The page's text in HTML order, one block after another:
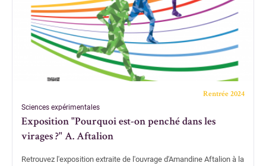
Rentrée 2024
Sciences expérimentales
Exposition "Pourquoi est-on penché dans les
virages ?" A. Aftalion
Retrouvez l'exposition extraite de l'ouvrage d'Amandine Aftalion à la